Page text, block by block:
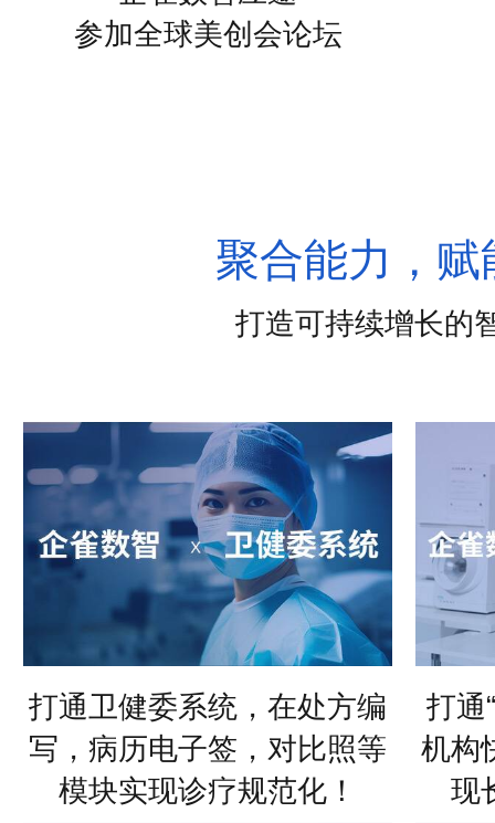
参加全球美创会论坛
聚合能力，赋
打造可持续增长的
打通卫健委系统，在处方编
写，病历电子签，对比照等
模块实现诊疗规范化！
打通
机构
现